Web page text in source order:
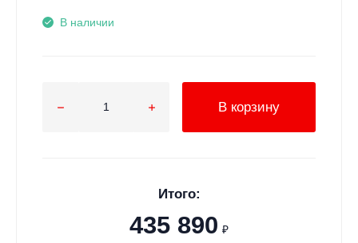
В наличии
В корзину
Итого:
435 890 ₽